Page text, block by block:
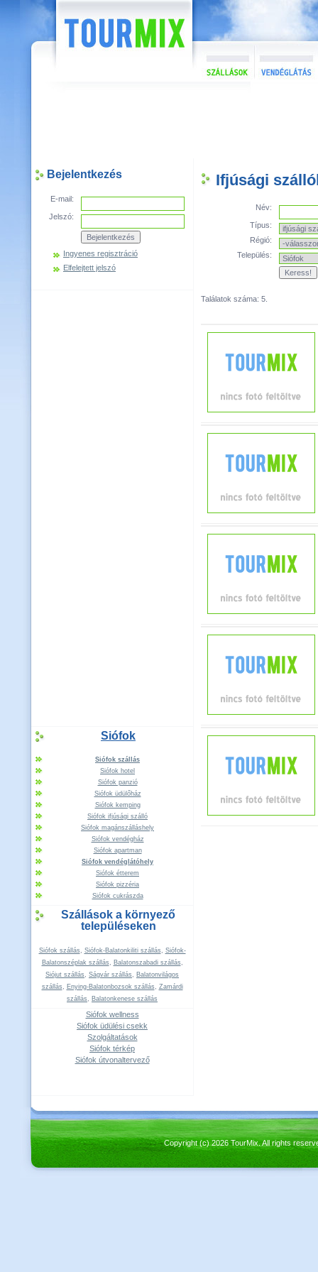
Bejelentkezés
E-mail:
Jelszó:
Ingyenes regisztráció
Elfelejtett jelszó
Siófok
Siófok szállás
Siófok hotel
Siófok panzió
Siófok üdülőház
Siófok kemping
Siófok ifjúsági szálló
Siófok magánszálláshely
Siófok vendégház
Siófok apartman
Siófok vendéglátóhely
Siófok étterem
Siófok pizzéria
Siófok cukrászda
Szállások a környező
településeken
Siófok szállás, Siófok-Balatonkiliti szállás, Siófok-
Balatonszéplak szállás, Balatonszabadi szállás,
Siójut szállás, Ságvár szállás, Balatonvilágos
szállás, Enying-Balatonbozsok szállás, Zamárdi
szállás, Balatonkenese szállás
Siófok wellness
Siófok üdülési csekk
Szolgáltatások
Siófok térkép
Siófok útvonaltervező
Ifjúsági
Név:
Típus:
Régió:
Település:
Találatok száma: 5.
Copyright (c) 2026 TourMix. All rights